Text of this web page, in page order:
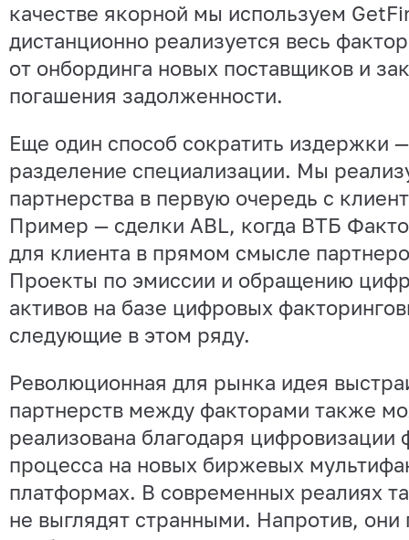
качестве якорной мы используем
дистанционно реализуется весь
от онбординга новых поставщиков и
погашения задолженности.
Еще один способ сократить издержки
разделение специализации. Мы
партнерства в первую очередь с
Пример — сделки ABL, когда ВТБ
для клиента в прямом смысле
Проекты по эмиссии и обращению
активов на базе цифровых
следующие в этом ряду.
Революционная для рынка идея
партнерств между факторами также
реализована благодаря цифровизации
процесса на новых биржевых
платформах. В современных реалиях
не выглядят странными. Напротив, они